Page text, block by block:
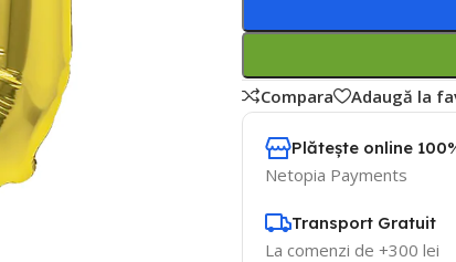
Compara Adaugă la
Plătește online
Netopia Payments
Transport Gratuit
La comenzi de +300 lei